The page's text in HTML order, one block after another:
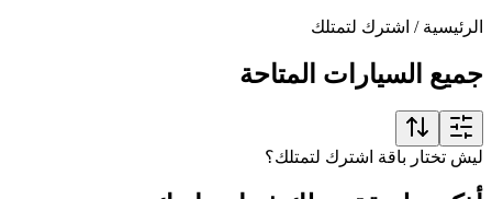
الرئيسية / اشترك لتمتلك
جميع السيارات المتاحة
ليش تختار باقة اشترك لتمتلك؟